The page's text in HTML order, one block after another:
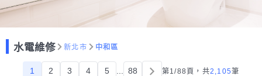
水電維修 新北市 中和區
1 2 3 4 5 88 第1/88頁， 共2,105筆